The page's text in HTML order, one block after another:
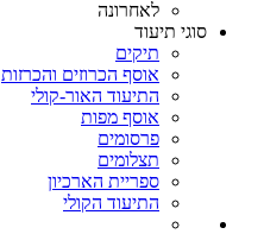
לאחרונה
סוגי תיעוד
תיקים
אוסף הכרוזים והכרזות
התיעוד האור-קולי
אוסף מפות
פרסומים
תצלומים
ספריית הארכיון
התיעוד הקולי